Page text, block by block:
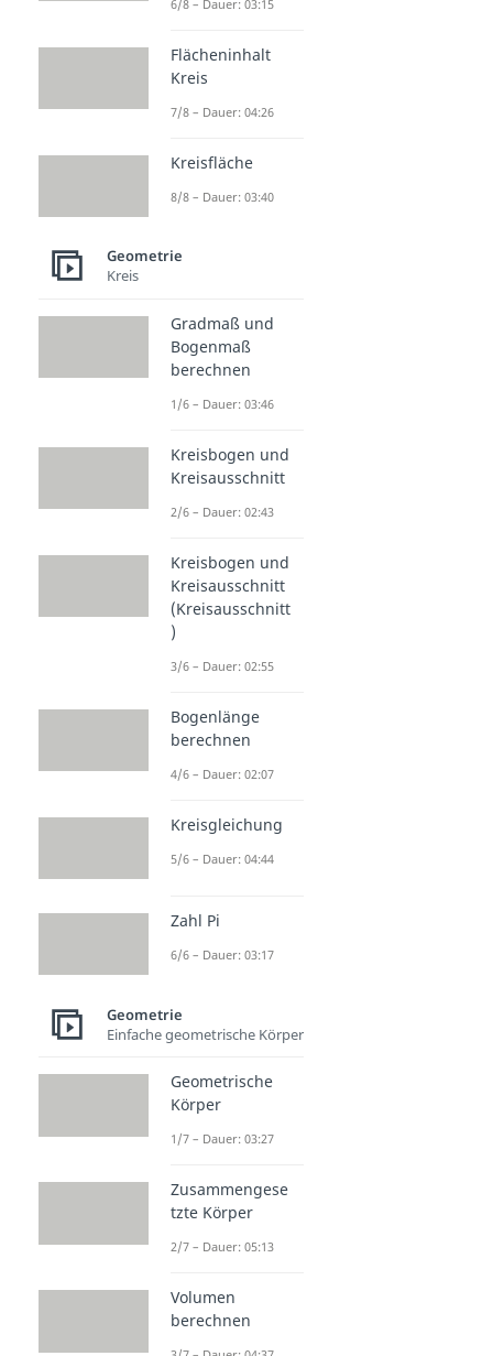
6/8 – Dauer: 03:15
Flächeninhalt
Kreis
7/8 – Dauer: 04:26
Kreisfläche
8/8 – Dauer: 03:40
Geometrie
Kreis
Gradmaß und
Bogenmaß
berechnen
1/6 – Dauer: 03:46
Kreisbogen und
Kreisausschnitt
2/6 – Dauer: 02:43
Kreisbogen und
Kreisausschnitt
(Kreisausschnitt
)
3/6 – Dauer: 02:55
Bogenlänge
berechnen
4/6 – Dauer: 02:07
Kreisgleichung
5/6 – Dauer: 04:44
Zahl Pi
6/6 – Dauer: 03:17
Geometrie
Einfache geometrische Körper
Geometrische
Körper
1/7 – Dauer: 03:27
Zusammengese
tzte Körper
2/7 – Dauer: 05:13
Volumen
berechnen